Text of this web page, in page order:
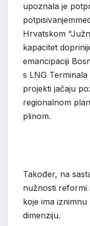
upoznala je
potpisivanjem
Hrvatskom
kapacitet
emancipaciji
s LNG
projekti jačaju
regionalnom
plinom.
Također, na
nužnosti reformi
koje ima
dimenziju.